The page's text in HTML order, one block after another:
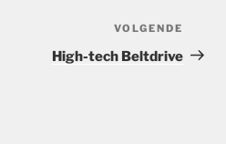
bericht
VOLGENDE
High-tech Beltdrive